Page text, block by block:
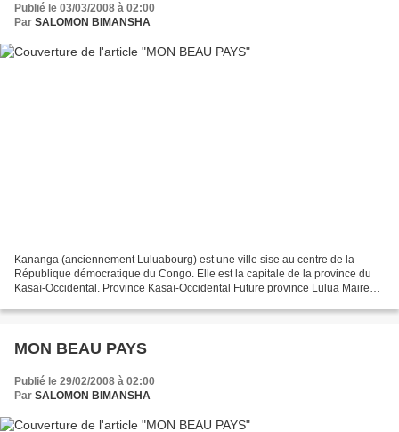
Publié le 03/03/2008 à 02:00
Par SALOMON BIMANSHA
Kananga (anciennement Luluabourg) est une ville sise au centre de la
République démocratique du Congo. Elle est la capitale de la province du
Kasaï-Occidental. Province Kasaï-Occidental Future province Lulua Maire
MON BEAU PAYS
Publié le 29/02/2008 à 02:00
Par SALOMON BIMANSHA